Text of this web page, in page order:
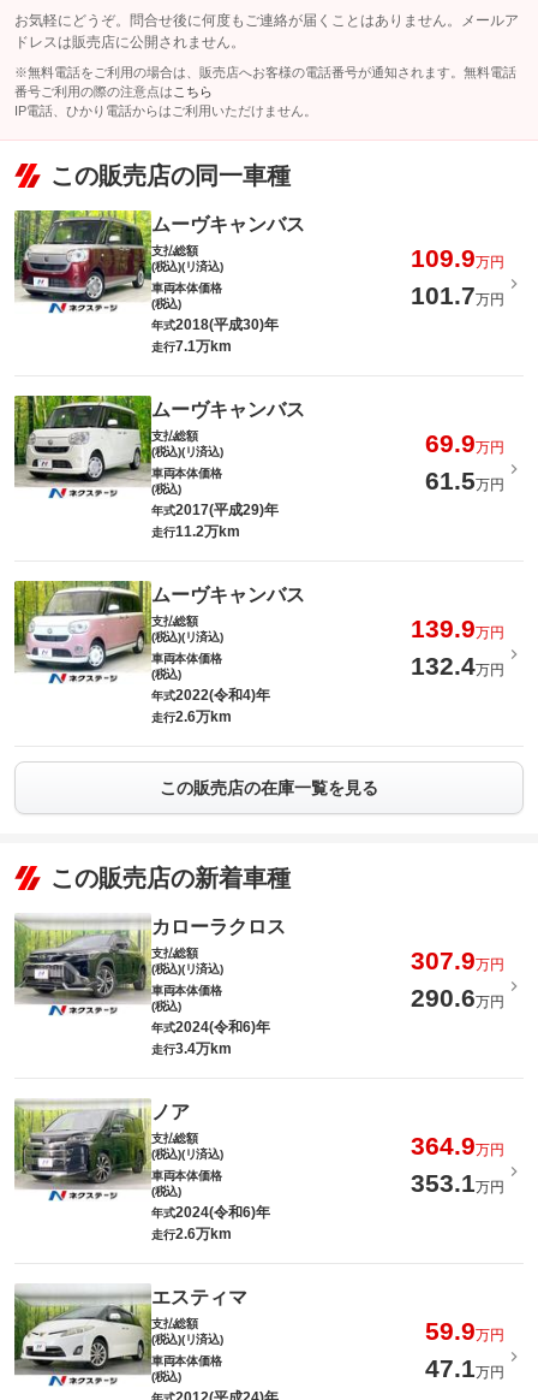
お気軽にどうぞ。問合せ後に何度もご連絡が届くことはありません。メールア
ドレスは販売店に公開されません。
※無料電話をご利用の場合は、販売店へお客様の電話番号が通知されます。無料電話
番号ご利用の際の注意点は こちら
IP電話、ひかり電話からはご利用いただけません。
この販売店の同一車種
ムーヴキャンバス
支払総額
(税込)(リ済込)
109.9万円
車両本体価格
(税込)
101.7万円
年式2018(平成30)年
走行7.1万km
ムーヴキャンバス
支払総額
(税込)(リ済込)
69.9万円
車両本体価格
(税込)
61.5万円
年式2017(平成29)年
走行11.2万km
ムーヴキャンバス
支払総額
(税込)(リ済込)
139.9万円
車両本体価格
(税込)
132.4万円
年式2022(令和4)年
走行2.6万km
この販売店の在庫一覧を見る
この販売店の新着車種
カローラクロス
支払総額
(税込)(リ済込)
307.9万円
車両本体価格
(税込)
290.6万円
年式2024(令和6)年
走行3.4万km
ノア
支払総額
(税込)(リ済込)
364.9万円
車両本体価格
(税込)
353.1万円
年式2024(令和6)年
走行2.6万km
エスティマ
支払総額
(税込)(リ済込)
59.9万円
車両本体価格
(税込)
47.1万円